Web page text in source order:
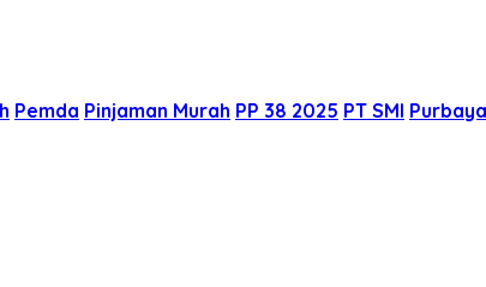
Pemda Pinjaman Murah PP 38 2025 PT SMI